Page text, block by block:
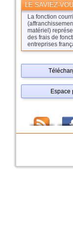
LE SAVIEZ-
La fonction
matériel)
des frais de
entreprises
Espace